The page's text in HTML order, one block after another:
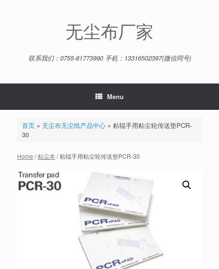
无尘布厂家
联系我们：0755-81773990 手机：13316502397(微信同号)
Menu
首页» 无尘布无尘纸产品中心» 粘辊手用粘尘轮传送垫PCR-
30
Home /粘尘本/ 粘辊手用粘尘轮传送垫PCR-30